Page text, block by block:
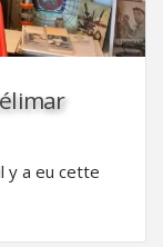
y a eu cette